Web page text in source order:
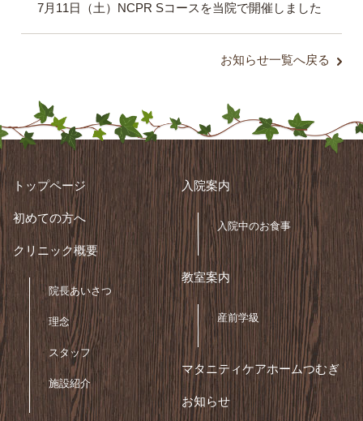
7月11日（土）NCPR Sコースを当院で開催しました
お知らせ一覧へ戻る
トップページ
初めての方へ
クリニック概要
院長あいさつ
理念
スタッフ
施設紹介
入院案内
入院中のお食事
教室案内
産前学級
マタニティケアホームつむぎ
お知らせ